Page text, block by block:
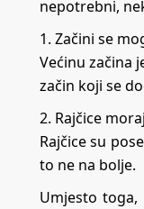
nepotrebni,
1. Začini se
Većinu začina
začin koji se
2. Rajčice
Rajčice su
to ne na bolje.
Umjesto